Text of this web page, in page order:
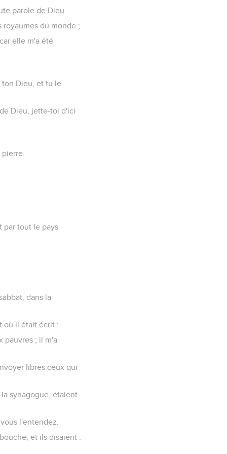
parole de Dieu.
du monde ;
elle m'a été
ton Dieu, et tu le
Dieu, jette-toi d'ici
par tout le pays
dans la
où il était écrit :
pauvres ; il m'a
libres ceux qui
synagogue, étaient
l'entendez.
et ils disaient :